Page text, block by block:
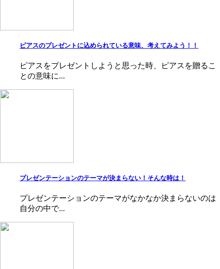
ピアスのプレゼントに込められている意味、考えてみよう！！
ピアスをプレゼントしようと思った時、ピアスを贈るこ
との意味に...
プレゼンテーションのテーマが決まらない！そんな時は！
プレゼンテーションのテーマがなかなか決まらないのは
自分の中で...